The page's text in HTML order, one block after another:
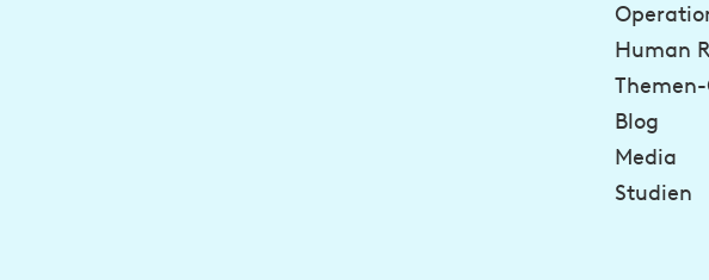
Human
Blog
Media
Studien